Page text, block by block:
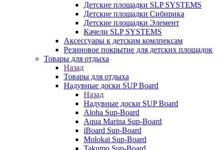
Детские площадки SLP SYSTEMS
Детские площадки Сибирика
Детские площадки Элемент
Качели SLP SYSTEMS
Аксессуары к детским комлпексам
Резиновое покрытие для детских площадок
Товары для отдыха
Назад
Товары для отдыха
Надувные доски SUP Board
Назад
Надувные доски SUP Board
Aloha Sup-Board
Aqua Marina Sup-Board
iBoard Sup-Board
Molokai Sup-Board
Takumo Sup-Board